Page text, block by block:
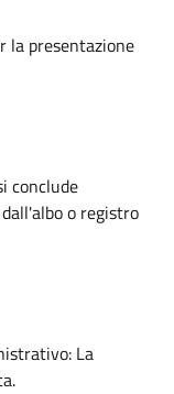
la presentazione
conclude
o registro
La